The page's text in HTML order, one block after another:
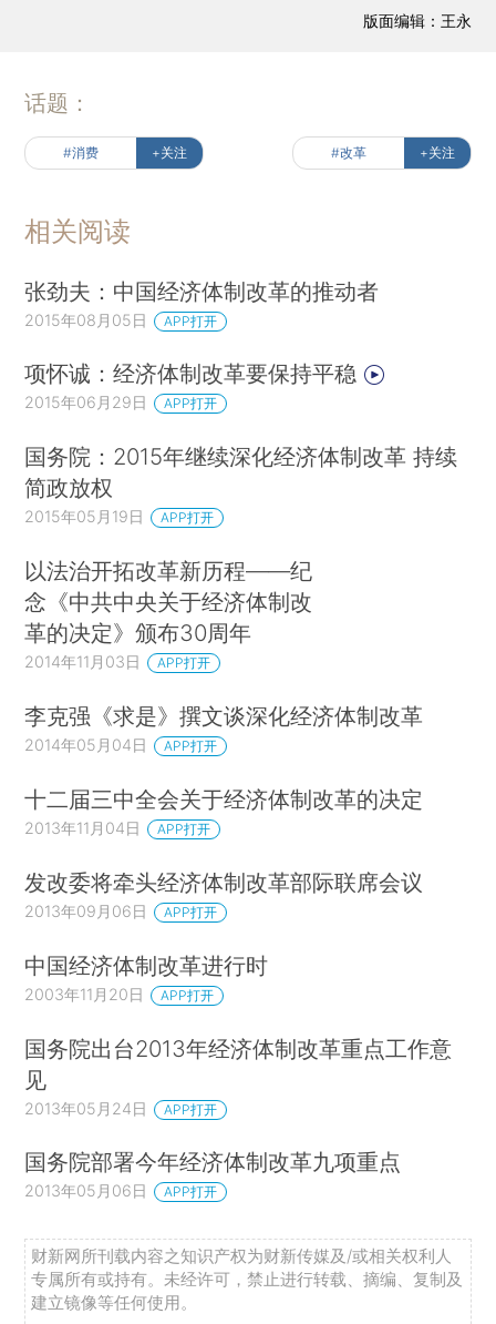
版面编辑：王永
话题：
#消费 +关注 #改革 +关注
相关阅读
张劲夫：中国经济体制改革的推动者
2015年08月05日 APP打开
项怀诚：经济体制改革要保持平稳
2015年06月29日 APP打开
国务院：2015年继续深化经济体制改革 持续
简政放权
2015年05月19日 APP打开
以法治开拓改革新历程——纪
念《中共中央关于经济体制改
革的决定》颁布30周年
2014年11月03日 APP打开
李克强《求是》撰文谈深化经济体制改革
2014年05月04日 APP打开
十二届三中全会关于经济体制改革的决定
2013年11月04日 APP打开
发改委将牵头经济体制改革部际联席会议
2013年09月06日 APP打开
中国经济体制改革进行时
2003年11月20日 APP打开
国务院出台2013年经济体制改革重点工作意
见
2013年05月24日 APP打开
国务院部署今年经济体制改革九项重点
2013年05月06日 APP打开
财新网所刊载内容之知识产权为财新传媒及/或相关权利人
专属所有或持有。未经许可，禁止进行转载、摘编、复制及
建立镜像等任何使用。